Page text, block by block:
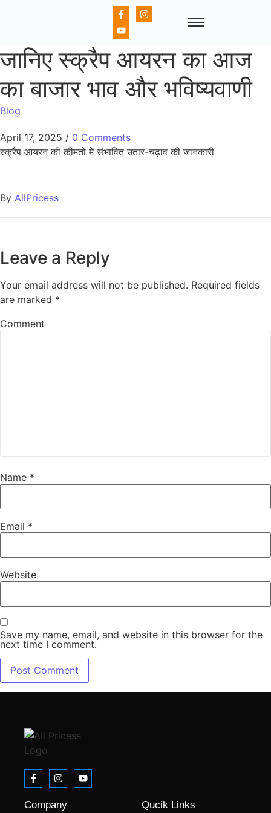
जानिए स्क्रैप आयरन का आज
का बाजार भाव और भविष्यवाणी
Blog
April 17, 2025 / 0 Comments
स्क्रैप आयरन की कीमतों में संभावित उतार-चढ़ाव की जानकारी
By AllPricess
Leave a Reply
Your email address will not be published. Required fields
are marked *
Comment
Name *
Email *
Website
Save my name, email, and website in this browser for the
next time I comment.
Company Qucik Links